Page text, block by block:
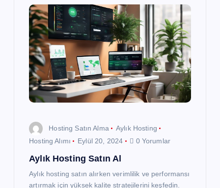
Hosting Satın Alma
Aylık Hosting
Hosting Alımı
Eylül 20, 2024 0 Yorumlar
Aylık Hosting Satın Al
Aylık hosting satın alırken verimlilik ve performansı
artırmak için yüksek kalite stratejilerini keşfedin.